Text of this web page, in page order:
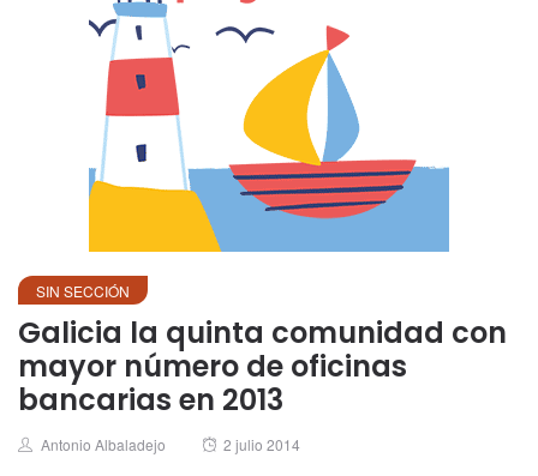
SIN SECCIÓN
Galicia la quinta comunidad con
mayor número de oficinas
bancarias en 2013
Author
Antonio Albaladejo
Posted
2 julio 2014